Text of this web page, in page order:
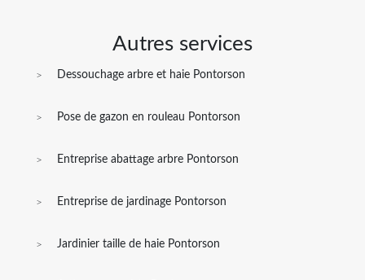
Autres services
Dessouchage arbre et haie Pontorson
Pose de gazon en rouleau Pontorson
Entreprise abattage arbre Pontorson
Entreprise de jardinage Pontorson
Jardinier taille de haie Pontorson